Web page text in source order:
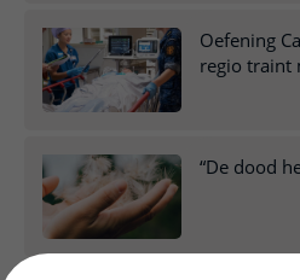
Oefening
regio traint
“De dood